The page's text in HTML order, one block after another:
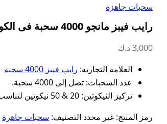
سحبات جاهزة
رايب فيبز مانجو 4000 سحبة فى الكويت
3,000 د.ك
العلامه التجاريه: رايب فيبز 4000 سحبه
عدد السحبات: تصل إلى 4000 سحبة.
تركيز النيكوتين: 20 & 50 نيكوتين لتناسب مختلف المستخدمين.
رمز المنتج: غير محدد التصنيف: سحبات جاهزة